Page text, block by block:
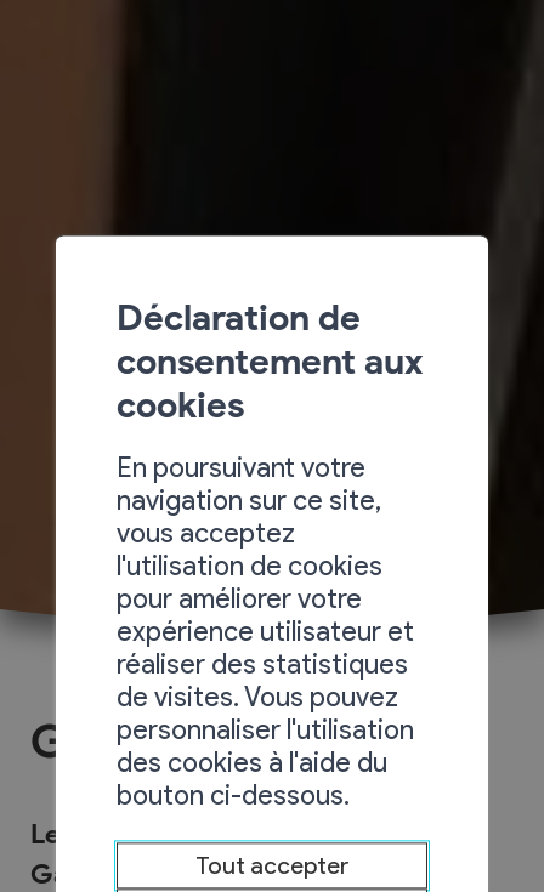
Gastrovert
Le système intelligent de collecte
GastroVert© offre une solution qui
Déclaration de
consentement aux
cookies
En poursuivant votre
navigation sur ce site,
vous acceptez
l'utilisation de cookies
pour améliorer votre
expérience utilisateur et
réaliser des statistiques
de visites. Vous pouvez
personnaliser l'utilisation
des cookies à l'aide du
bouton ci-dessous.
Tout accepter